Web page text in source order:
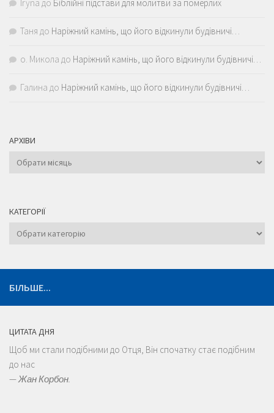
Iryna до Біблійні підстави для молитви за померлих
Таня до Наріжний камінь, що його відкинули будівничі…
о. Микола до Наріжний камінь, що його відкинули будівничі…
Галина до Наріжний камінь, що його відкинули будівничі…
АРХІВИ
Архіви
КАТЕГОРІЇ
Категорії
БІЛЬШЕ...
ЦИТАТА ДНЯ
Щоб ми стали подібними до Отця, Він спочатку стає подібним
до нас
—Жан Корбон.